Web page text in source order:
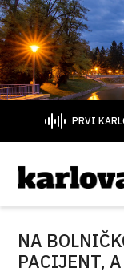
PRVI
NA
PACIJENT,